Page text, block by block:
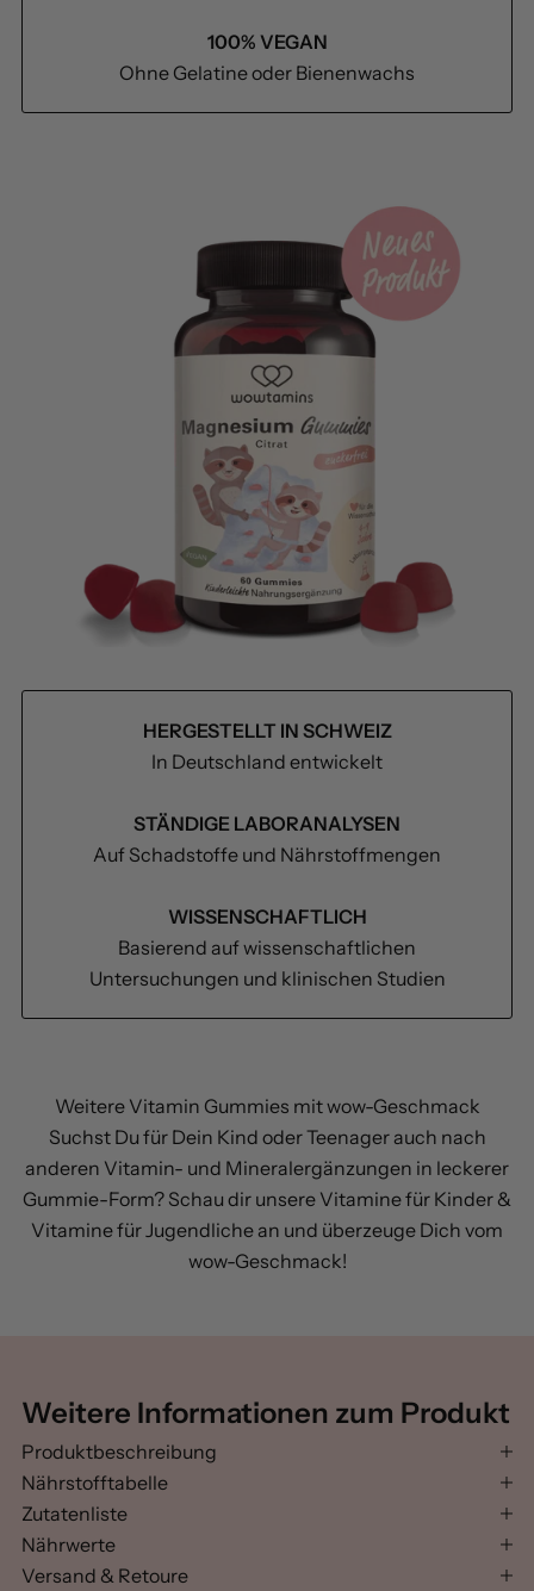
100% VEGAN
Ohne Gelatine oder Bienenwachs
HERGESTELLT IN SCHWEIZ
In Deutschland entwickelt
STÄNDIGE LABORANALYSEN
Auf Schadstoffe und Nährstoffmengen
WISSENSCHAFTLICH
Basierend auf wissenschaftlichen
Untersuchungen und klinischen Studien
Weitere Vitamin Gummies mit wow-Geschmack
Suchst Du für Dein Kind oder Teenager auch nach
anderen Vitamin- und Mineralergänzungen in leckerer
Gummie-Form? Schau dir unsere Vitamine für Kinder &
Vitamine für Jugendliche an und überzeuge Dich vom
wow-Geschmack!
Weitere Informationen zum Produkt
Produktbeschreibung
Nährstofftabelle
Zutatenliste
Nährwerte
Versand & Retoure